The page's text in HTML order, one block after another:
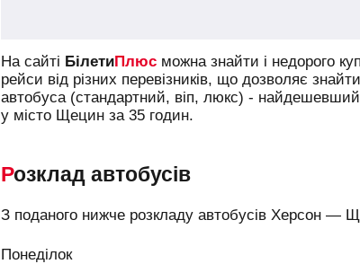
На сайті БілетиПлюс можна знайти і недорого
рейси від різних перевізників, що дозволяє
автобуса (стандартний, віп, люкс) - найдешевший
у місто Щецин за 35 годин.
Розклад автобусів
З поданого нижче розкладу автобусів Херсон —
Понеділок